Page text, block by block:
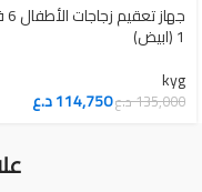
1 (ابيض)
kyg
135,000د.ع114,750د.ع